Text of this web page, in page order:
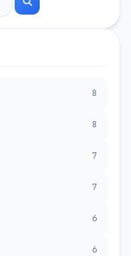
8
8
7
7
6
6